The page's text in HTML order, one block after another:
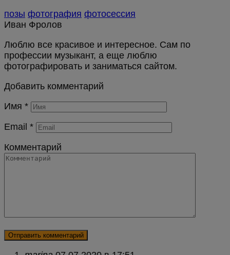
позы фотография фотосессия
Иван Фролов
Люблю все красивое и интересное. Сам по
профессии музыкант, а еще люблю
фотографировать и заниматься сайтом.
Добавить комментарий
Имя *
Email *
Комментарий